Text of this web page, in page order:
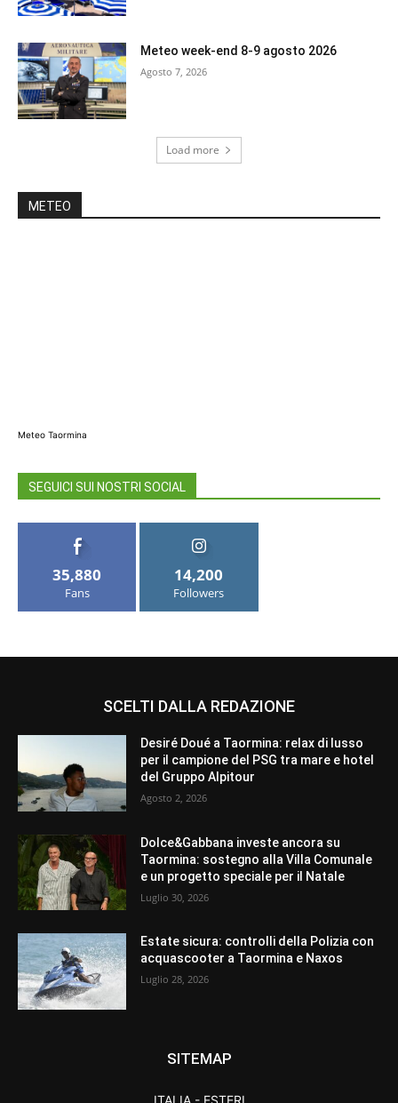
Meteo week-end 8-9 agosto 2026
Agosto 7, 2026
Load more
METEO
Meteo Taormina
SEGUICI SUI NOSTRI SOCIAL
35,880
Fans
14,200
Followers
SCELTI DALLA REDAZIONE
Desiré Doué a Taormina: relax di lusso
per il campione del PSG tra mare e hotel
del Gruppo Alpitour
Agosto 2, 2026
Dolce&Gabbana investe ancora su
Taormina: sostegno alla Villa Comunale
e un progetto speciale per il Natale
Luglio 30, 2026
Estate sicura: controlli della Polizia con
acquascooter a Taormina e Naxos
Luglio 28, 2026
SITEMAP
ITALIA - ESTERI